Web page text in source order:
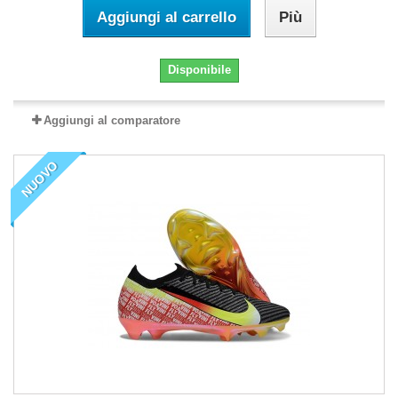
Aggiungi al carrello Più
Disponibile
Aggiungi al comparatore
NUOVO